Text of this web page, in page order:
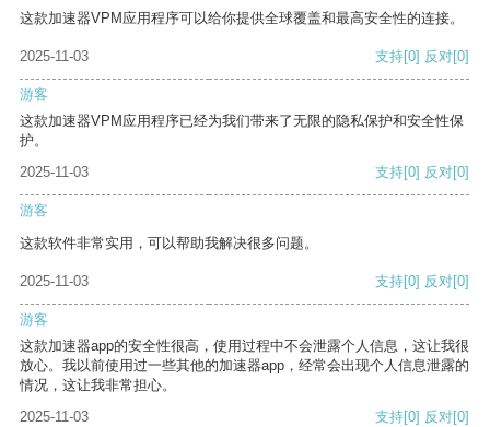
这款加速器VPM应用程序可以给你提供全球覆盖和最高安全性的连接。
2025-11-03 支持[0] 反对[0]
游客
这款加速器VPM应用程序已经为我们带来了无限的隐私保护和安全性保
护。
2025-11-03
支持[0] 反对[0]
游客
这款软件非常实用，可以帮助我解决很多问题。
2025-11-03 支持[0] 反对[0]
游客
这款加速器app的安全性很高，使用过程中不会泄露个人信息，这让我很
放心。我以前使用过一些其他的加速器app，经常会出现个人信息泄露的
情况，这让我非常担心。
2025-11-03
支持[0] 反对[0]